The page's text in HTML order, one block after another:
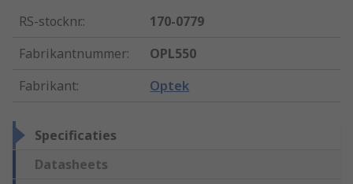
RS-stocknr.:
170-0779
Fabrikantnummer:
OPL550
Fabrikant: Optek
Specificaties
Datasheets